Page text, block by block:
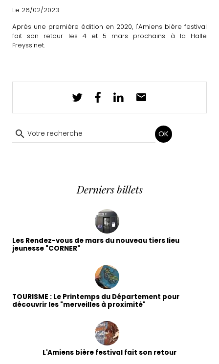
Le 26/02/2023
Après une première édition en 2020, l'Amiens bière festival
fait son retour les 4 et 5 mars prochains à la Halle
Freyssinet.
OK
Derniers billets
Les Rendez-vous de mars du nouveau tiers lieu
jeunesse "CORNER"
TOURISME : Le Printemps du Département pour
découvrir les "merveilles à proximité"
L'Amiens bière festival fait son retour